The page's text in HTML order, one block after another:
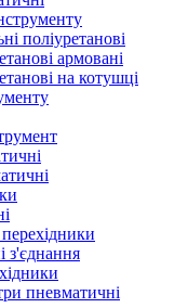
поліуретанові
армовані
на котушці
з'єднання
пневматичні